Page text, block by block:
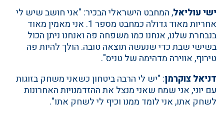
ישי עוליאל, המחבט הישראלי הבכיר: "אני חושב שיש לי
אחריות מאוד גדולה כמחבט מספר 1. אני מאמין מאוד
בנבחרת שלנו, אנחנו כמו משפחה פה ואנחנו ניתן הכול
בשישי שבת כדי שנעשה תוצאה טובה. הולך להיות פה
טירוף, אווירה מדהימה של טניס".
דניאל צוקרמן: "יש לי הרבה ביטחון כשאני משחק בזוגות
עם יוני, אני שמח שאני מנצל את ההזדמנויות האחרונות
לשחק אתו, אני לומד ממנו וכיף לי לשחק אתו".